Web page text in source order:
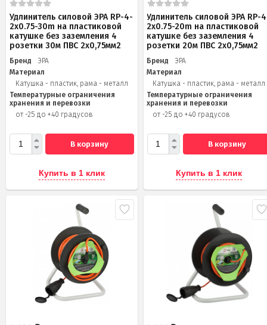
Удлинитель силовой ЭРА RP-4-
2x0.75-30m на пластиковой
катушке без заземления 4
розетки 30м ПВС 2х0,75мм2
Бренд
ЭРА
Материал
Катушка - пластик, рама - металл
Температурные ограничения
хранения и перевозки
от -25 до +40 градусов
В корзину
Купить в 1 клик
Удлинитель силовой ЭРА RP-
2x0.75-20m на пластиковой
катушке без заземления 4
розетки 20м ПВС 2х0,75мм2
Бренд
ЭРА
Материал
Катушка - пластик, рама - металл
Температурные ограничения
хранения и перевозки
от -25 до +40 градусов
В корзину
Купить в 1 клик